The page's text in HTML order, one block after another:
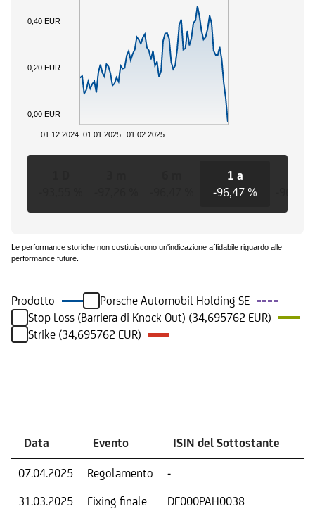
01.01.2025 01.02.2025
01.12.2024
0,00 EUR
0,20 EUR
0,40 EUR
1 a
-96,47 %
Le performance storiche non costituiscono un'indicazione affidabile riguardo alle
performance future.
Prodotto
Porsche Automobil Holding SE
Stop Loss (Barriera di Knock Out) (34,695762 EUR)
Strike (34,695762 EUR)
Data Evento ISIN del Sottostante
07.04.2025 Regolamento -
31.03.2025
Fixing finale DE000PAH0038